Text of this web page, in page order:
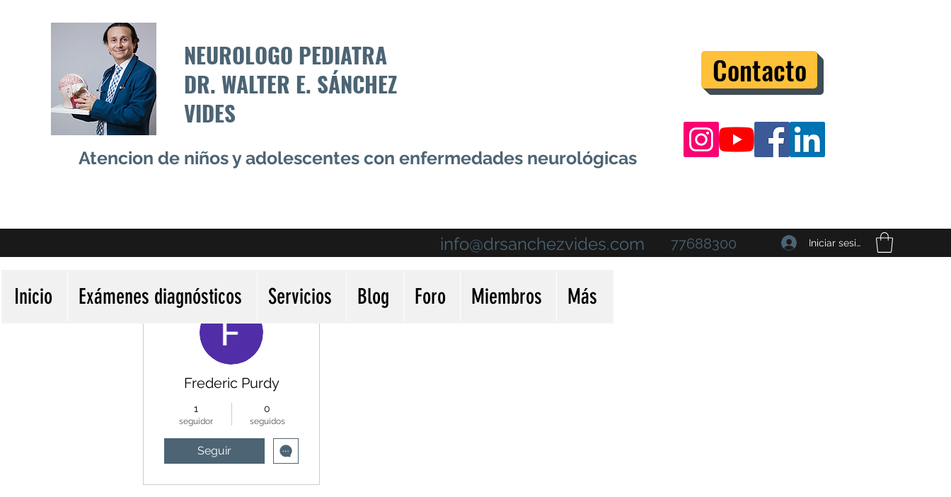
NEUROLOGO PEDIATRA
DR. WALTER E. SÁNCHEZ
VIDES
Atencion de niños y adolescentes con enfermedades neurológicas
Contacto
info@drsanchezvides.com 77688300 Iniciar sesión
Inicio Exámenes diagnósticos Servicios Blog Foro Miembros Más
Frederic Purdy
1
seguidor
0
seguidos
Seguir
Más acciones